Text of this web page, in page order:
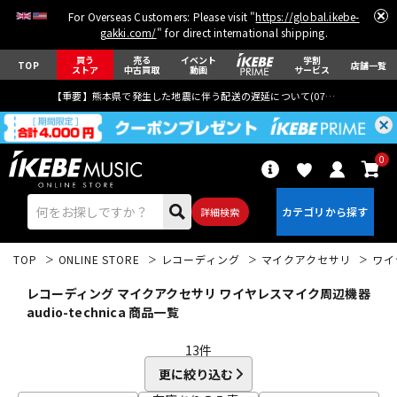
For Overseas Customers: Please visit "https://global.ikebe-
gakki.com/" for direct international shipping.
TOP 買う
ストア
売る
中古買取
イベント
動画
学割
サービス 店舗一覧
【重要】熊本県で発生した地震に伴う配送の遅延について(07月29日
詳細検索
0
TOP ONLINE STORE レコーディング マイクアクセサリ ワ
レコーディング マイクアクセサリ ワイヤレスマイク周辺機器
audio-technica 商品一覧
13件
更に絞り込む